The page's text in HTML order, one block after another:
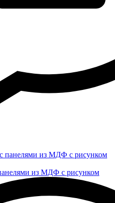
из МДФ с рисунком